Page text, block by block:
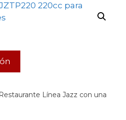
Línea Jazz con una